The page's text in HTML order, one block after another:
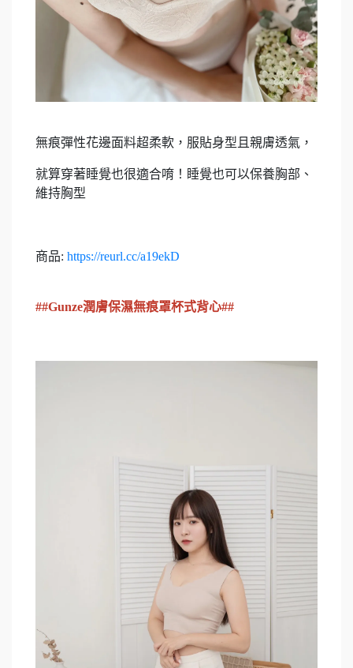
無痕彈性花邊面料超柔軟，服貼身型且親膚透氣，
就算穿著睡覺也很適合唷！睡覺也可以保養胸部、
維持胸型
商品: https://reurl.cc/a19ekD
##Gunze潤膚保濕無痕罩杯式背心##